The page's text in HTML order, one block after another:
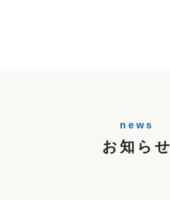
お知らせ